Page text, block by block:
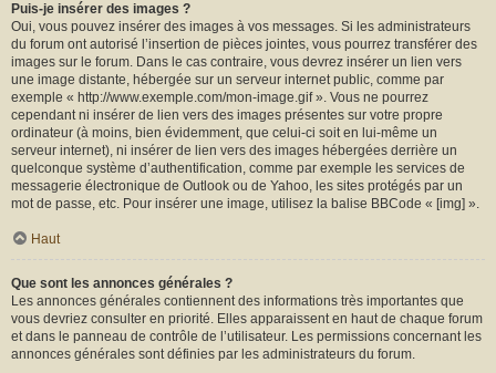
Puis-je insérer des images ?
Oui, vous pouvez insérer des images à vos messages. Si les administrateurs
du forum ont autorisé l’insertion de pièces jointes, vous pourrez transférer des
images sur le forum. Dans le cas contraire, vous devrez insérer un lien vers
une image distante, hébergée sur un serveur internet public, comme par
exemple « http://www.exemple.com/mon-image.gif ». Vous ne pourrez
cependant ni insérer de lien vers des images présentes sur votre propre
ordinateur (à moins, bien évidemment, que celui-ci soit en lui-même un
serveur internet), ni insérer de lien vers des images hébergées derrière un
quelconque système d’authentification, comme par exemple les services de
messagerie électronique de Outlook ou de Yahoo, les sites protégés par un
mot de passe, etc. Pour insérer une image, utilisez la balise BBCode « [img] ».
Haut
Que sont les annonces générales ?
Les annonces générales contiennent des informations très importantes que
vous devriez consulter en priorité. Elles apparaissent en haut de chaque forum
et dans le panneau de contrôle de l’utilisateur. Les permissions concernant les
annonces générales sont définies par les administrateurs du forum.